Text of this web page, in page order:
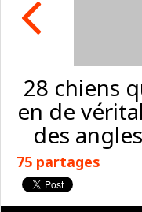
28 chiens
en de
des
75 partages